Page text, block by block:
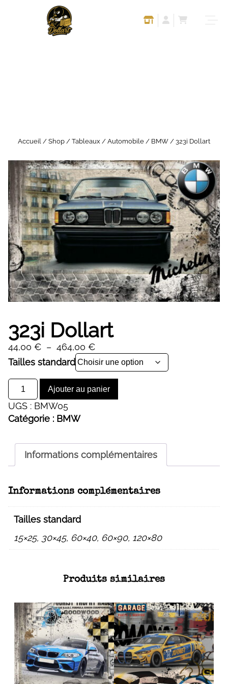
Accueil / Shop / Tableaux / Automobile / BMW / 323i Dollart
323i Dollart
44,00 € – 464,00 €Plage
de
prix :
44,00 €
à
Tailles standard
quantité
de
323i
Dollart
Ajouter au panier
Alternative:
UGS : BMW05
Catégorie : BMW
Informations complémentaires
Informations complémentaires
Tailles standard
15×25, 30×45, 60×40, 60×90, 120×80
Produits similaires